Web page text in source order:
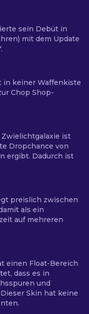
sein Debüt in
mit dem Update
in keiner Waffenkiste
Chop Shop-
Zwielichtgalaxie ist
Dropchance von
ergibt. Dadurch ist
preislich zwischen
als ein
auf mehreren
einen Float-Bereich
dass es in
und
Skin hat keine